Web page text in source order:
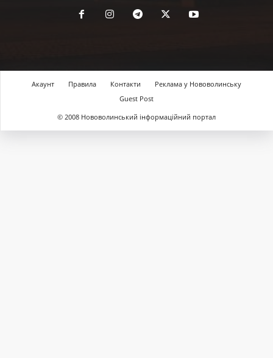
Акаунт Правила Контакти
Реклама у Нововолинську
Guest Post
© 2008 Нововолинський інформаційний портал